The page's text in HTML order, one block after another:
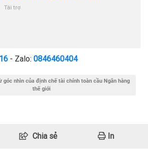
Tài trợ
- Zalo: 0846460404
góc nhìn của định chế tài chính toàn cầu Ngân hàng
thế giới
Chia sẻ In